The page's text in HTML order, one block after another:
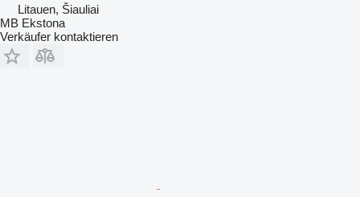
Litauen, Šiauliai
MB Ekstona
Verkäufer kontaktieren